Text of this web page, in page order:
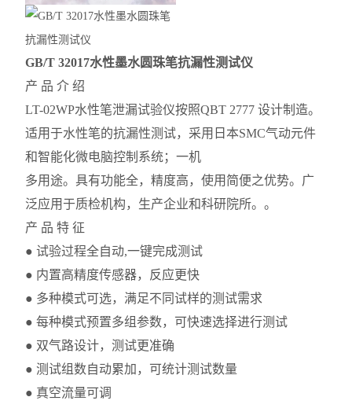
GB/T 32017水性墨水圆珠笔抗漏性测试仪
产 品 介 绍
LT-02WP水性笔泄漏试验仪按照QBT 2777 设计制造。
适用于水性笔的抗漏性测试，采用日本SMC气动元件
和智能化微电脑控制系统；一机
多用途。具有功能全，精度高，使用简便之优势。广
泛应用于质检机构，生产企业和科研院所。。
产 品 特 征
● 试验过程全自动,一键完成测试
● 内置高精度传感器，反应更快
● 多种模式可选，满足不同试样的测试需求
● 每种模式预置多组参数，可快速选择进行测试
● 双气路设计，测试更准确
● 测试组数自动累加，可统计测试数量
● 真空流量可调